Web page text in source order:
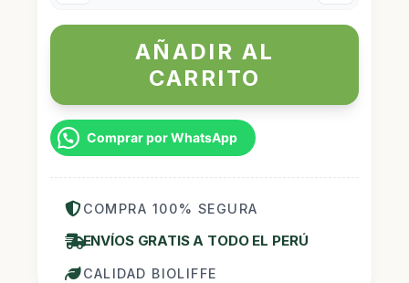
Eficlax
+
ORI
AÑADIR AL
CARRITO
Comprar por WhatsApp
COMPRA 100% SEGURA
ENVÍOS GRATIS A TODO EL PERÚ
CALIDAD BIOLIFFE